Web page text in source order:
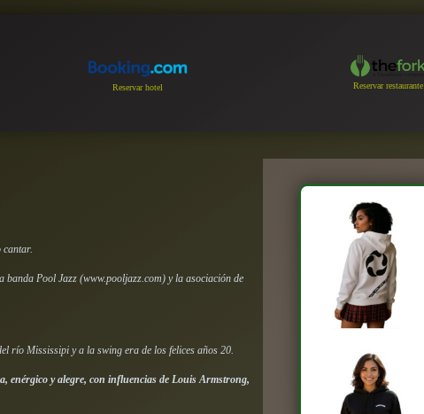
Reservar hotel
Reservar restaurante
Pool Jazz (www.pooljazz.com) y la asociación de
río Mississipi y a la swing era de los felices años 20.
enérgico y alegre, con influencias de Louis Armstrong,